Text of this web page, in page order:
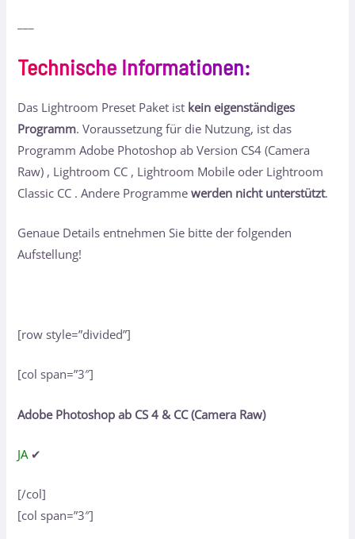
Technische Informationen:
Das Lightroom Preset Paket ist kein eigenständiges
Programm. Voraussetzung für die Nutzung, ist das
Programm Adobe Photoshop ab Version CS4 (Camera
Raw) , Lightroom CC , Lightroom Mobile oder Lightroom
Classic CC . Andere Programmewerden nicht unterstützt.
Genaue Details entnehmen Sie bitte der folgenden
Aufstellung!
[row style=”divided”]
[col span=”3″]
Adobe Photoshop ab CS 4 & CC (Camera Raw)
JA ✔
[/col]
[col span=”3″]